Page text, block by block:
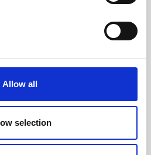
Allow all
selection
Clinico
dores ao nível da coluna